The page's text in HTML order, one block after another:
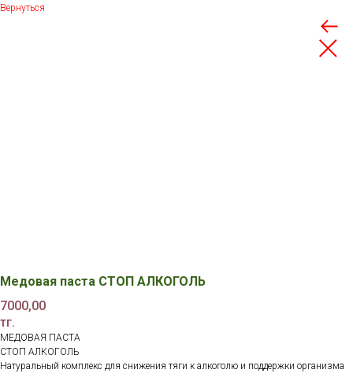
Вернуться
Медовая паста СТОП АЛКОГОЛЬ
7000,00
тг.
МЕДОВАЯ ПАСТА
СТОП АЛКОГОЛЬ
Натуральный комплекс для снижения тяги к алкоголю и поддержки организма